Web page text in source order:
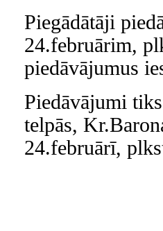
Piegādātāji
24.februārim,
piedāvājumus
Piedāvājumi
telpās,
24.februārī,